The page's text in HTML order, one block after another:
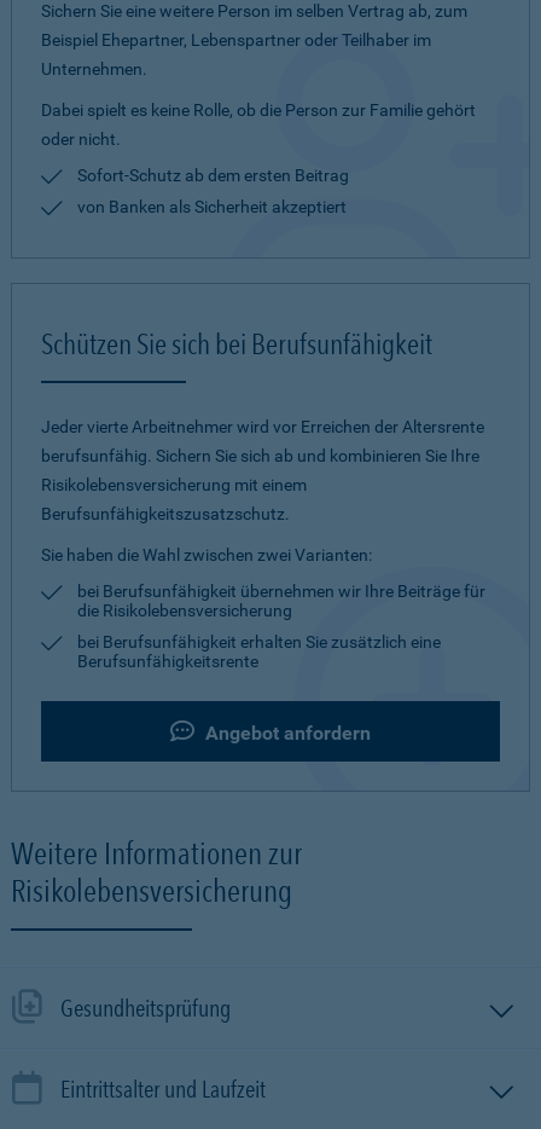
Sichern Sie eine weitere Person im selben Vertrag ab, zum
Beispiel Ehepartner, Lebenspartner oder Teilhaber im
Unternehmen.
Dabei spielt es keine Rolle, ob die Person zur Familie gehört
oder nicht.
Sofort-Schutz ab dem ersten Beitrag
von Banken als Sicherheit akzeptiert
Schützen Sie sich bei Berufsunfähigkeit
Jeder vierte Arbeitnehmer wird vor Erreichen der Altersrente
berufsunfähig. Sichern Sie sich ab und kombinieren Sie Ihre
Risikolebensversicherung mit einem
Berufsunfähigkeitszusatzschutz.
Sie haben die Wahl zwischen zwei Varianten:
bei Berufsunfähigkeit übernehmen wir Ihre Beiträge für
die Risikolebensversicherung
bei Berufsunfähigkeit erhalten Sie zusätzlich eine
Berufsunfähigkeitsrente
Angebot anfordern
Weitere Informationen zur
Risikolebensversicherung
Gesundheitsprüfung
Eintrittsalter und Laufzeit